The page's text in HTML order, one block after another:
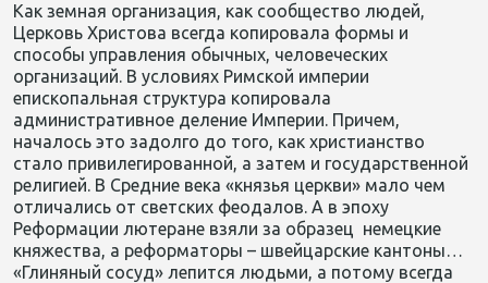
Как земная организация, как сообщество людей,
Церковь Христова всегда копировала формы и
способы управления обычных, человеческих
организаций. В условиях Римской империи
епископальная структура копировала
административное деление Империи. Причем,
началось это задолго до того, как христианство
стало привилегированной, а затем и государственной
религией. В Средние века «князья церкви» мало чем
отличались от светских феодалов. А в эпоху
Реформации лютеране взяли за образец немецкие
княжества, а реформаторы – швейцарские кантоны…
«Глиняный сосуд» лепится людьми, а потому всегда